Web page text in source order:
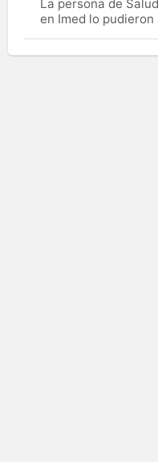
La persona de
en Imed lo pudieron